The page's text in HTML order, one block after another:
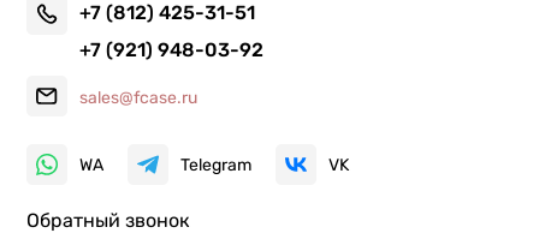
+7 (812) 425-31-51
+7 (921) 948-03-92
sales@fcase.ru
WA Telegram VK
Обратный звонок